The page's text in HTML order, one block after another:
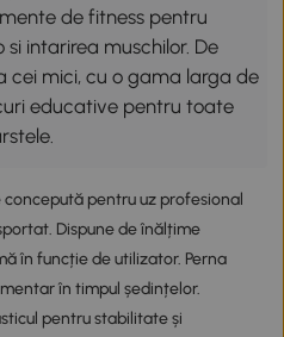
de fitness pentru
intarirea muschilor. De
cei mici, cu o gama larga de
educative pentru toate
pentru uz profesional
Dispune de înălțime
în funcție de utilizator. Perna
în timpul ședințelor.
pentru stabilitate și